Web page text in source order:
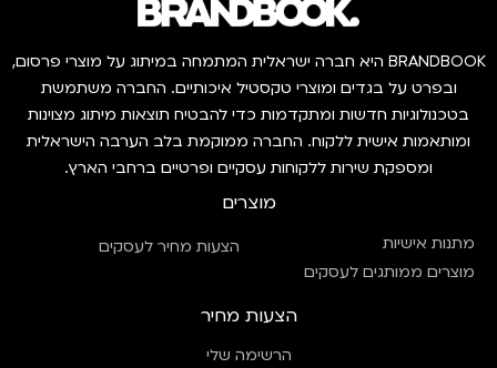
BRANDBOOK היא חברה ישראלית המתמחה במיתוג על מוצרי פרסום,
ובפרט על בגדים ומוצרי טקסטיל איכותיים. החברה משתמשת
בטכנולוגיות חדשות ומתקדמות כדי להבטיח תוצאות מיתוג מצוינות
ומותאמות אישית ללקוח. החברה ממוקמת בלב הערבה הישראלית
ומספקת שירות ללקוחות עסקיים ופרטיים ברחבי הארץ.
מוצרים
מתנות אישיות
מוצרים ממותגים לעסקים
הצעות מחיר לעסקים
הצעות מחיר
הרשימה שלי